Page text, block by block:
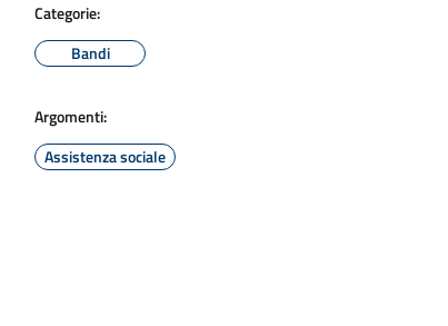
Categorie:
Bandi
Argomenti:
Assistenza sociale